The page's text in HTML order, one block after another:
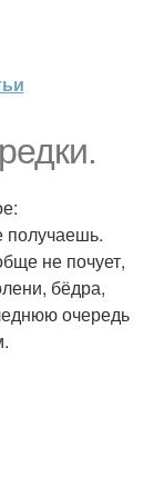
получаешь.
не почует,
бёдра,
очередь